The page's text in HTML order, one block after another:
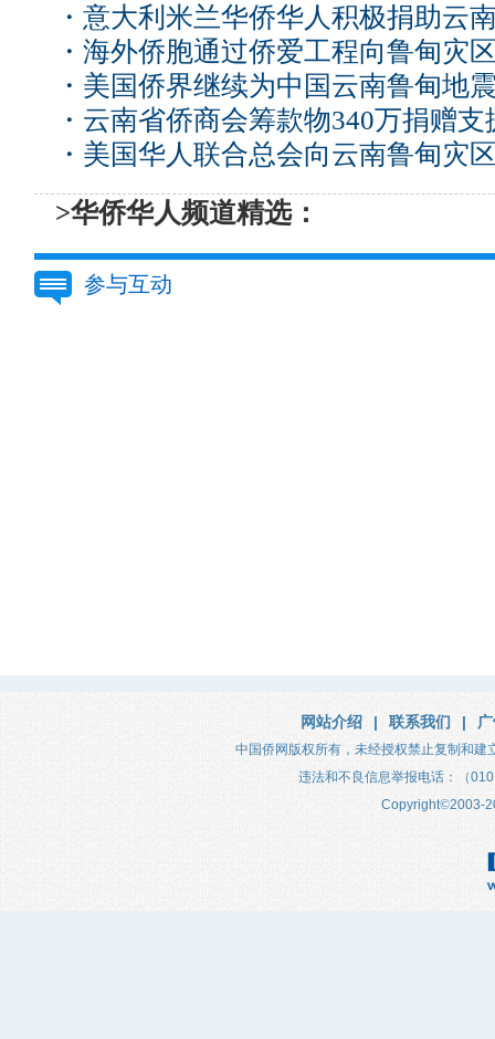
・意大利米兰华侨华人积极捐助云
・海外侨胞通过侨爱工程向鲁甸灾
・ 美国侨界继续为中国云南鲁甸地
・ 云南省侨商会筹款物340万捐赠支
・ 美国华人联合总会向云南鲁甸灾
>华侨华人频道精选：
参与互动
网站介绍 | 联系我们 |
中国侨网版权所有，未经授权禁止复制和建
违法和不良信息举报电话：（
Copyright©2003-